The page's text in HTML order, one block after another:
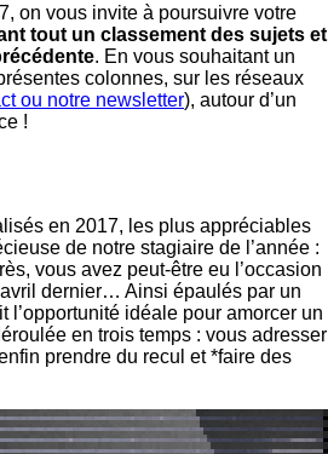
on vous invite à poursuivre votre
tout un classement des sujets et
. En vous souhaitant un
colonnes, sur les réseaux
ou notre newsletter), autour d’un
!
en 2017, les plus appréciables
de notre stagiaire de l’année :
vous avez peut-être eu l’occasion
dernier… Ainsi épaulés par un
l’opportunité idéale pour amorcer un
en trois temps : vous adresser
prendre du recul et *faire des